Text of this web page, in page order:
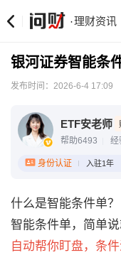
·理财资讯
银河证券智能条
发布时间：2026-6-4 17:09
ETF安老师
帮助6493 经
身份认证 入驻1年
什么是智能条件单？
智能条件单，简单
自动帮你盯盘，条件